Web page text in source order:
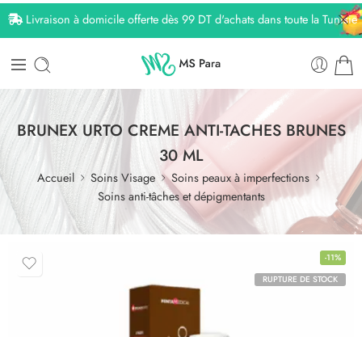
Livraison à domicile offerte dès 99 DT d'achats dans toute la Tunisie
BRUNEX URTO CREME ANTI-TACHES BRUNES
30 ML
Accueil Soins Visage
Soins peaux à imperfections
Soins anti-tâches et dépigmentants
-11%
RUPTURE DE STOCK